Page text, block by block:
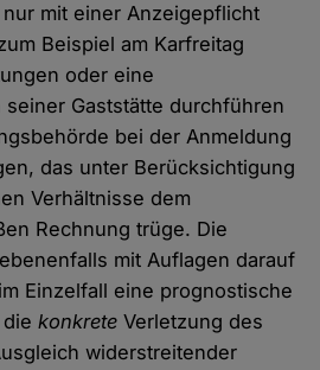
mit einer Anzeigepflicht
Beispiel am Karfreitag
oder eine
Gaststätte durchführen
bei der Anmeldung
das unter Berücksichtigung
Verhältnisse dem
Rechnung trüge. Die
mit Auflagen darauf
Einzelfall eine prognostische
diekonkrete Verletzung des
widerstreitender